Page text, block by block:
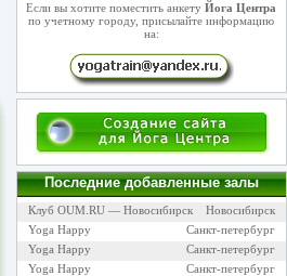
Если вы хотите поместить анкету Йога Центра
по учетному городу, присылайте информацию
на:
Последние добавленные залы
Клуб OUM.RU — Новосибирск
Новосибирск
Yoga Happy
Санкт-петербург
Yoga Happy
Санкт-петербург
Yoga Happy
Санкт-петербург